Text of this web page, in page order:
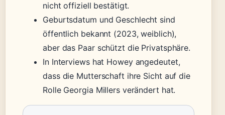
nicht offiziell bestätigt.
Geburtsdatum und Geschlecht sind
öffentlich bekannt (2023, weiblich),
aber das Paar schützt die Privatsphäre.
In Interviews hat Howey angedeutet,
dass die Mutterschaft ihre Sicht auf die
Rolle Georgia Millers verändert hat.